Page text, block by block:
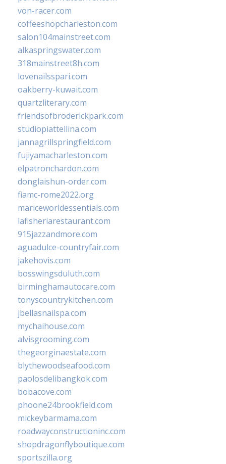
von-racer.com
coffeeshopcharleston.com
salon104mainstreet.com
alkaspringswater.com
318mainstreet8h.com
lovenailsspari.com
oakberry-kuwait.com
quartzliterary.com
friendsofbroderickpark.com
studiopiattellina.com
jannagrillspringfield.com
fujiyamacharleston.com
elpatronchardon.com
donglaishun-order.com
fiamc-rome2022.org
mariceworldessentials.com
lafisheriarestaurant.com
915jazzandmore.com
aguadulce-countryfair.com
jakehovis.com
bosswingsduluth.com
birminghamautocare.com
tonyscountrykitchen.com
jbellasnailspa.com
mychaihouse.com
alvisgrooming.com
thegeorginaestate.com
blythewoodseafood.com
paolosdelibangkok.com
bobacove.com
phoone24brookfield.com
mickeybarmama.com
roadwayconstructioninc.com
shopdragonflyboutique.com
sportszilla.org